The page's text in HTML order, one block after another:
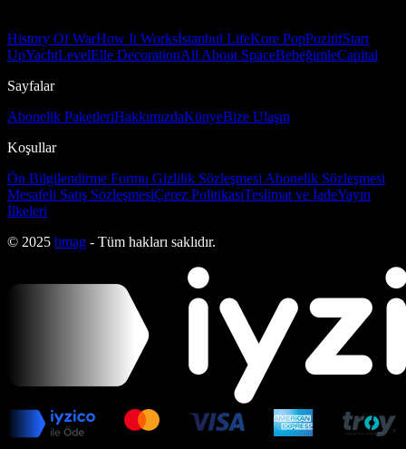
History Of WarHow It Worksİstanbul LifeKore PopPozitifStart
UpYachtLevelElle DecorationAll About SpaceBebeğimleCapital
Sayfalar
Abonelik PaketleriHakkımızdaKünyeBize Ulaşın
Koşullar
Ön Bilgilendirme Formu Gizlilik Sözleşmesi Abonelik Sözleşmesi
Mesafeli Satış SözleşmesiÇerez PolitikasıTeslimat ve İadeYayın
İlkeleri
© 2025 bmag - Tüm hakları saklıdır.